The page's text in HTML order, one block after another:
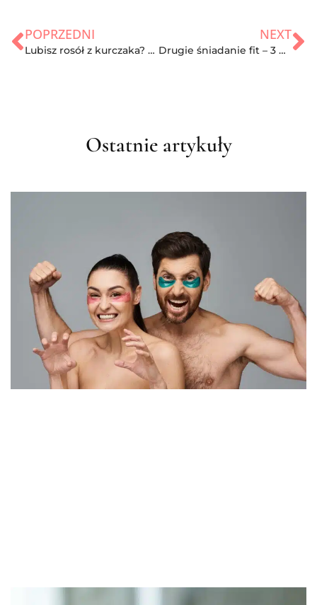
POPRZEDNI
Lubisz rosół z kurczaka? Sprawdź, jakie ma właściwości!
NEXT
Drugie śniadanie fit – 3 proste przepisy!
Ostatnie artykuły